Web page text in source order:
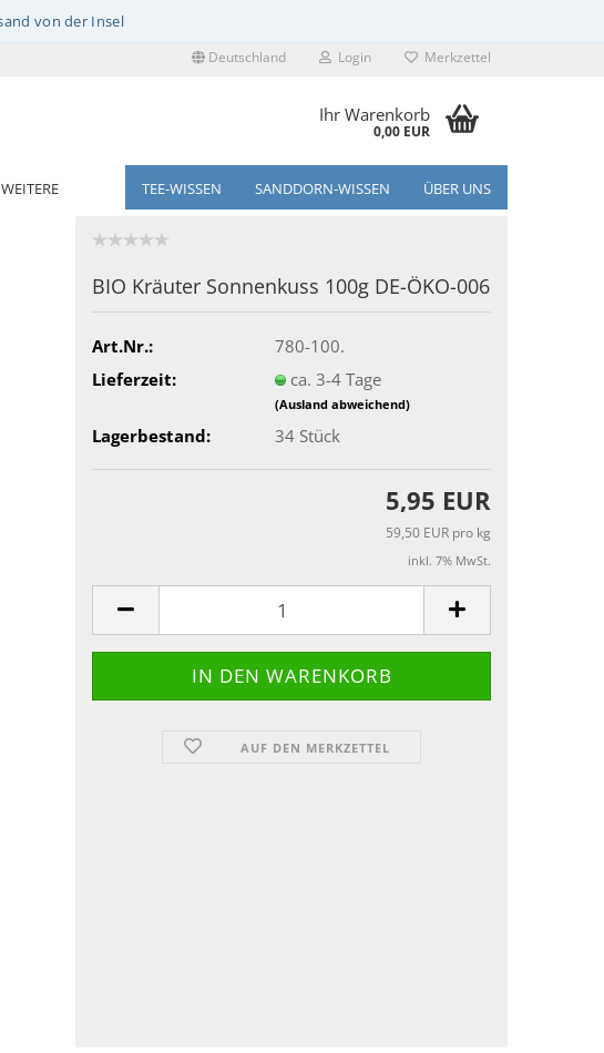
Deutschland Login Merkzettel
Ihr Warenkorb
0,00 EUR
TEE-WISSEN SANDDORN-WISSEN ÜBER UNS
WEITERE
BIO Kräuter Sonnenkuss 100g DE-ÖKO-006
Art.Nr.:
780-100.
Lieferzeit:
ca. 3-4 Tage
(Ausland abweichend)
Lagerbestand: 34 Stück
5,95 EUR
59,50 EUR pro kg
inkl. 7% MwSt.
AUF DEN MERKZETTEL